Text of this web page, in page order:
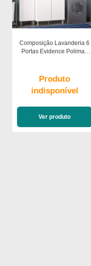
Composição Lavanderia 6
Portas Evidence Poliman
Produto
indisponível
Ver produto